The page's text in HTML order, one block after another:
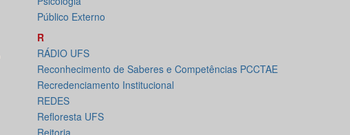
Público Externo
R
RÁDIO UFS
Reconhecimento de Saberes e Competências PCCTAE
Recredenciamento Institucional
REDES
Refloresta UFS
Reitoria